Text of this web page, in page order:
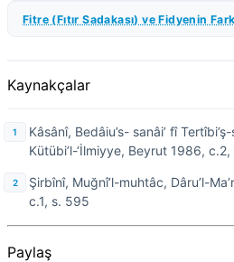
Fitre (Fıtır Sadakası) ve Fidyenin
Kaynakçalar
Kâsânî, Bedâiu’s- sanâi’ fî Tertîbi’ş-
Kütübi’l-‘İlmiyye, Beyrut 1986,
Şirbînî, Muğnî’l-muhtâc, Dâru’l-
c.1, s. 595
Paylaş